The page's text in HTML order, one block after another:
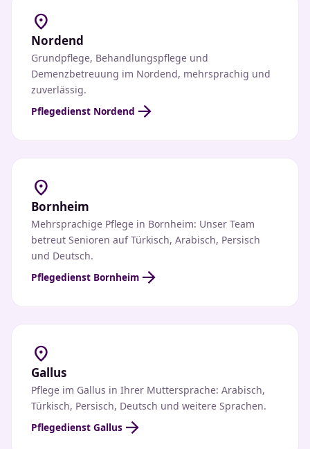
location_on
Nordend
Grundpflege, Behandlungspflege und
Demenzbetreuung im Nordend, mehrsprachig und
zuverlässig.
Pflegedienst Nordend arrow_forward
location_on
Bornheim
Mehrsprachige Pflege in Bornheim: Unser Team
betreut Senioren auf Türkisch, Arabisch, Persisch
und Deutsch.
Pflegedienst Bornheim arrow_forward
location_on
Gallus
Pflege im Gallus in Ihrer Muttersprache: Arabisch,
Türkisch, Persisch, Deutsch und weitere Sprachen.
Pflegedienst Gallus arrow_forward